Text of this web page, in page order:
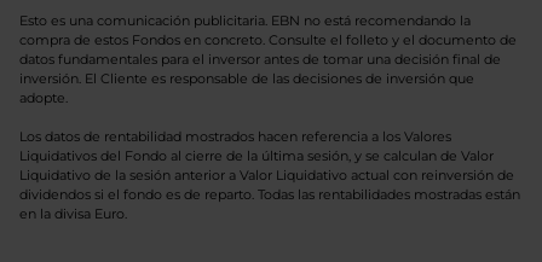
Esto es una comunicación publicitaria. EBN no está recomendando la
compra de estos Fondos en concreto. Consulte el folleto y el documento de
datos fundamentales para el inversor antes de tomar una decisión final de
inversión. El Cliente es responsable de las decisiones de inversión que
adopte.
Los datos de rentabilidad mostrados hacen referencia a los Valores
Liquidativos del Fondo al cierre de la última sesión, y se calculan de Valor
Liquidativo de la sesión anterior a Valor Liquidativo actual con reinversión de
dividendos si el fondo es de reparto. Todas las rentabilidades mostradas están
en la divisa Euro.